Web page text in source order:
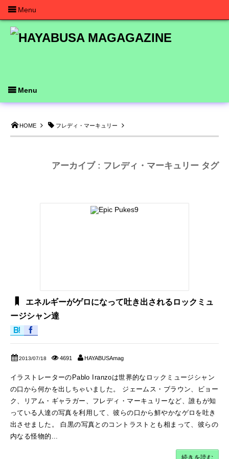
HOME フレディ・マーキュリー
アーカイブ : フレディ・マーキュリー タグ
エネルギーがゲロになって吐き出されるロックミュ
ージシャン達
2013/07/18 4691 HAYABUSAmag
イラストレーターのPablo Iranzoは世界的なロックミュージシャン
の口から何かを出しちゃいました。 ジェームス・ブラウン、ビョー
ク、リアム・ギャラガー、フレディ・マーキュリーなど、誰もが知
っている人達の写真を利用して、彼らの口から鮮やかなゲロを吐き
出させました。 白黒の写真とのコントラストとも相まって、彼らの
内なる怪物的...
続きを読む
Menu
Menu